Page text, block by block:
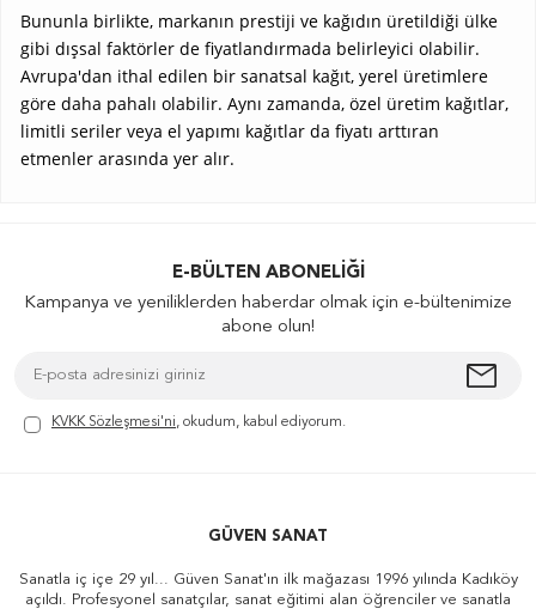
Bununla birlikte, markanın prestiji ve kağıdın üretildiği ülke
gibi dışsal faktörler de fiyatlandırmada belirleyici olabilir.
Avrupa'dan ithal edilen bir sanatsal kağıt, yerel üretimlere
göre daha pahalı olabilir. Aynı zamanda, özel üretim kağıtlar,
limitli seriler veya el yapımı kağıtlar da fiyatı arttıran
etmenler arasında yer alır.
E-BÜLTEN ABONELIĞI
Kampanya ve yeniliklerden haberdar olmak için e-bültenimize
abone olun!
KVKK Sözleşmesi'ni, okudum, kabul ediyorum.
GÜVEN SANAT
Sanatla iç içe 29 yıl... Güven Sanat'ın ilk mağazası 1996 yılında Kadıköy
açıldı. Profesyonel sanatçılar, sanat eğitimi alan öğrenciler ve sanatla